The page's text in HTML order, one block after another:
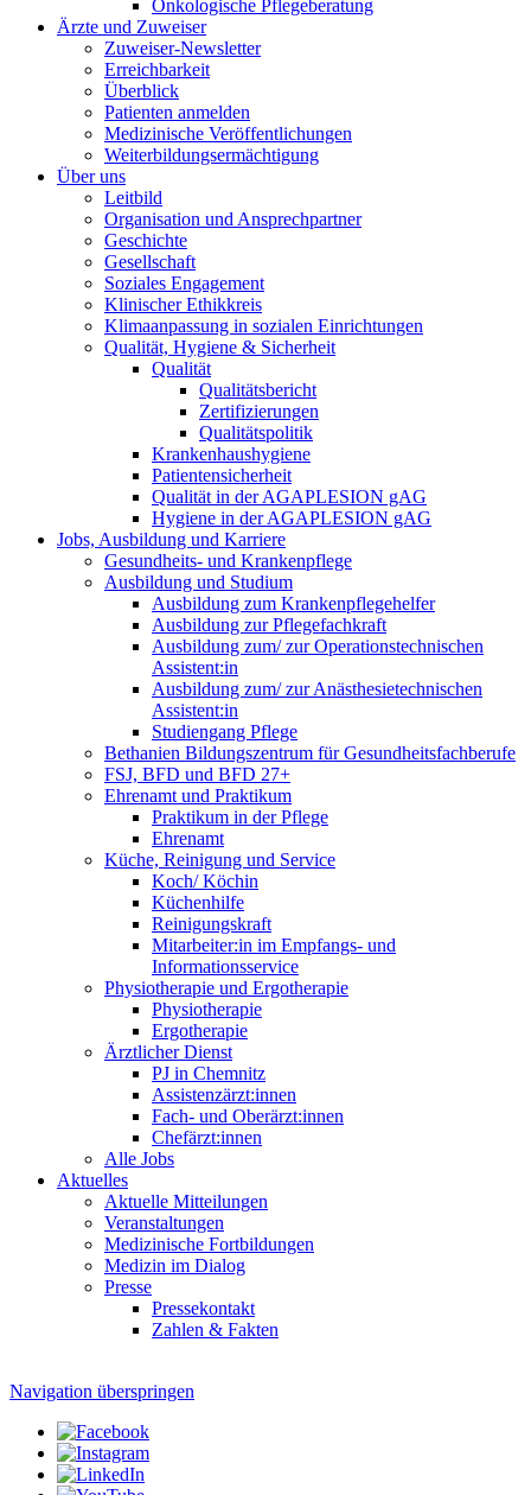
Onkologische Pflegeberatung
Ärzte und Zuweiser
Zuweiser-Newsletter
Erreichbarkeit
Überblick
Patienten anmelden
Medizinische Veröffentlichungen
Weiterbildungsermächtigung
Über uns
Leitbild
Organisation und Ansprechpartner
Geschichte
Gesellschaft
Soziales Engagement
Klinischer Ethikkreis
Klimaanpassung in sozialen Einrichtungen
Qualität, Hygiene & Sicherheit
Qualität
Qualitätsbericht
Zertifizierungen
Qualitätspolitik
Krankenhaushygiene
Patientensicherheit
Qualität in der AGAPLESION gAG
Hygiene in der AGAPLESION gAG
Jobs, Ausbildung und Karriere
Gesundheits- und Krankenpflege
Ausbildung und Studium
Ausbildung zum Krankenpflegehelfer
Ausbildung zur Pflegefachkraft
Ausbildung zum/ zur Operationstechnischen
Assistent:in
Ausbildung zum/ zur Anästhesietechnischen
Assistent:in
Studiengang Pflege
Bethanien Bildungszentrum für Gesundheitsfachberufe
FSJ, BFD und BFD 27+
Ehrenamt und Praktikum
Praktikum in der Pflege
Ehrenamt
Küche, Reinigung und Service
Koch/ Köchin
Küchenhilfe
Reinigungskraft
Mitarbeiter:in im Empfangs- und
Informationsservice
Physiotherapie und Ergotherapie
Physiotherapie
Ergotherapie
Ärztlicher Dienst
PJ in Chemnitz
Assistenzärzt:innen
Fach- und Oberärzt:innen
Chefärzt:innen
Alle Jobs
Aktuelles
Aktuelle Mitteilungen
Veranstaltungen
Medizinische Fortbildungen
Medizin im Dialog
Presse
Pressekontakt
Zahlen & Fakten
Navigation überspringen